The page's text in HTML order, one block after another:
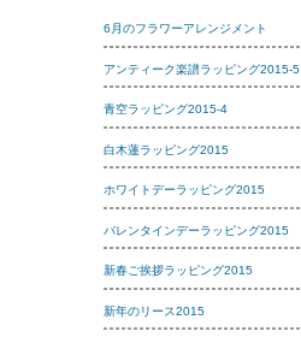
6月のフラワーアレンジメント
アンティーク楽譜ラッピング2015-5
青空ラッピング2015-4
白木蓮ラッピング2015
ホワイトデーラッピング2015
バレンタインデーラッピング2015
新春ご挨拶ラッピング2015
新年のリース2015